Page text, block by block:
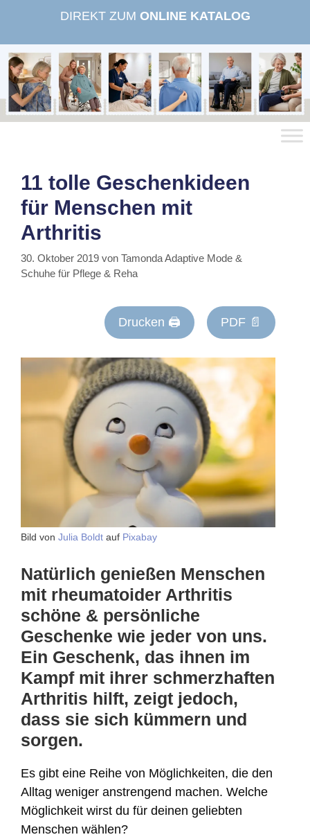
springen
DIREKT ZUM ONLINE KATALOG
11 tolle Geschenkideen
für Menschen mit
Arthritis
30. Oktober 2019 von Tamonda Adaptive Mode &
Schuhe für Pflege & Reha
Drucken 🖨 PDF 📄
Bild von Julia Boldt auf Pixabay
Natürlich genießen Menschen
mit rheumatoider Arthritis
schöne & persönliche
Geschenke wie jeder von uns.
Ein Geschenk, das ihnen im
Kampf mit ihrer schmerzhaften
Arthritis hilft, zeigt jedoch,
dass sie sich kümmern und
sorgen.
Es gibt eine Reihe von Möglichkeiten, die den
Alltag weniger anstrengend machen. Welche
Möglichkeit wirst du für deinen geliebten
Menschen wählen?